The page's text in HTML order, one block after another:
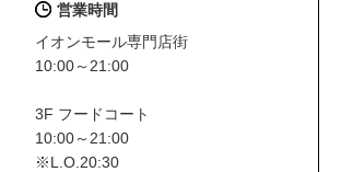
営業時間
イオンモール専門店街
10:00～21:00
3F フードコート
10:00～21:00
※L.O.20:30